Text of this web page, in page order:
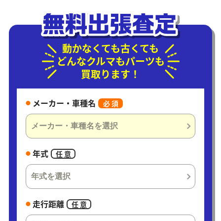
動かなくても古くても
どんなクルマもパーツも
買取ります！
メーカー・車種名 必 須
年式 任 意
走行距離 任 意